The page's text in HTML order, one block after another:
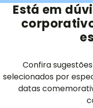
Está em
Confira
selecionados por
datas